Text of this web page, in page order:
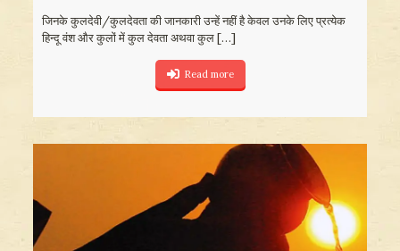
जिनके कुलदेवी/कुलदेवता की जानकारी उन्हें नहीं है केवल उनके लिए प्रत्येक
हिन्दू वंश और कुलों में कुल देवता अथवा कुल […]
Read more